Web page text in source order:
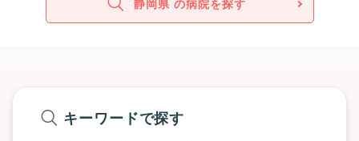
静岡県 の病院を探す
キーワードで探す